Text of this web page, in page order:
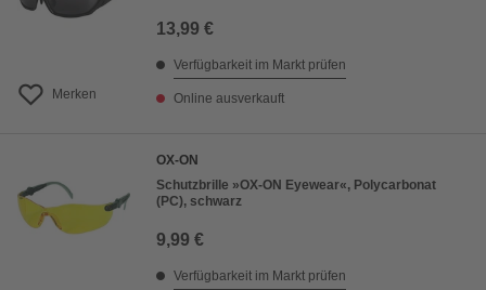
Merken
13,99 €
Verfügbarkeit im Markt prüfen
Online ausverkauft
OX-ON
Schutzbrille »OX-ON Eyewear«, Polycarbonat
(PC), schwarz
9,99 €
Verfügbarkeit im Markt prüfen